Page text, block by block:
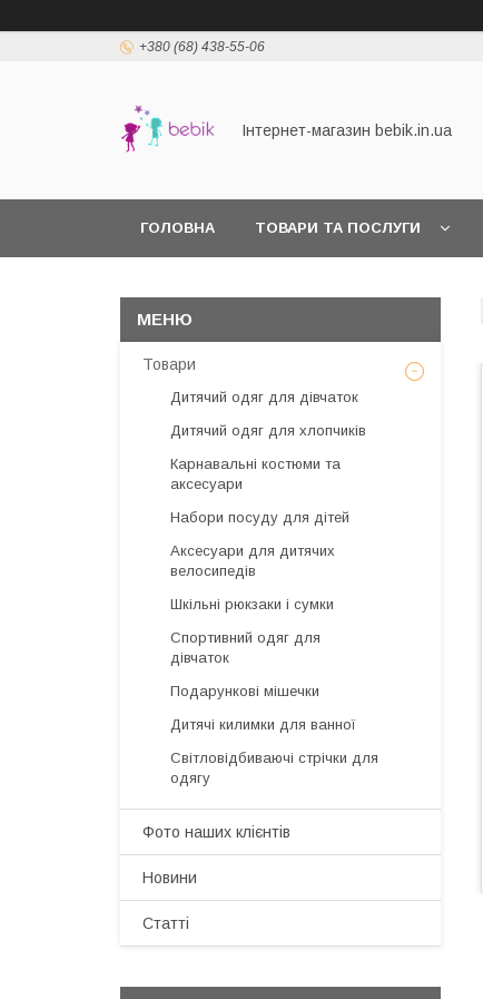
+380 (68) 438-55-06
Інтернет-магазин bebik.in.ua
ГОЛОВНА ТОВАРИ ТА ПОСЛУГИ
Товари
Дитячий одяг для дівчаток
Дитячий одяг для хлопчиків
Карнавальні костюми та
аксесуари
Набори посуду для дітей
Аксесуари для дитячих
велосипедів
Шкільні рюкзаки і сумки
Спортивний одяг для
дівчаток
Подарункові мішечки
Дитячі килимки для ванної
Світловідбиваючі стрічки для
одягу
Фото наших клієнтів
Новини
Статті